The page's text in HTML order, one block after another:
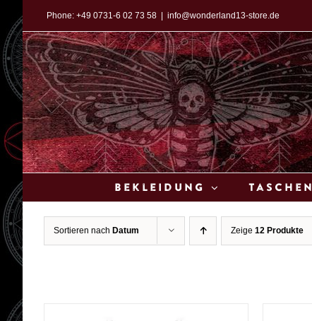
Inhalt
springen
Phone: +49 0731-6 02 73 58 info@wonderland13-store.de
Bekleidung Taschen
Sortieren nach Datum Zeige 12 Produkte